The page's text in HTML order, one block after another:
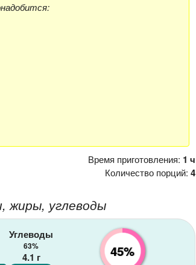
Время приготовления: 1 ч
Количество порций: 4
жиры, углеводы
Углеводы
63%
4.1 г 45%